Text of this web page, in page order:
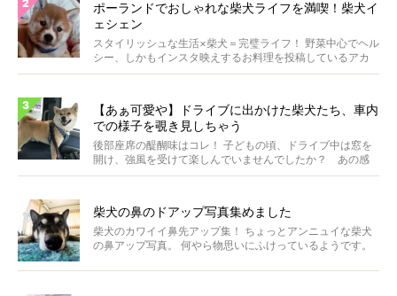
ポーランドでおしゃれな柴犬ライフを満喫！柴犬イ
ェシェン
スタイリッシュな生活×柴犬＝完璧ライフ！ 野菜中心でヘル
シー、しかもインスタ映えするお料理を投稿しているアカ
ウ...
【あぁ可愛や】ドライブに出かけた柴犬たち、車内
での様子を覗き見しちゃう
後部座席の醍醐味はコレ！ 子どもの頃、ドライブ中は窓を
開け、強風を受けて楽しんでいませんでしたか？ あの感
じが...
柴犬の鼻のドアップ写真集めました
柴犬のカワイイ鼻先アップ集！ ちょっとアンニュイな柴犬
の鼻アップ写真。 何やら物思いにふけっているようです。